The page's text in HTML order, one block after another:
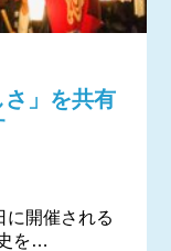
さ」を共有
に開催される
を…